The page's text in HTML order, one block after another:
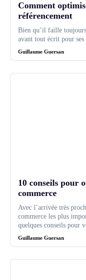
Comment
référencement
Bien qu’il faille
avant tout écrit pour
Guillaume Guersan
10 conseils pour
commerce
Avec l’arrivée très
commerce les plus
quelques conseils pour
Guillaume Guersan